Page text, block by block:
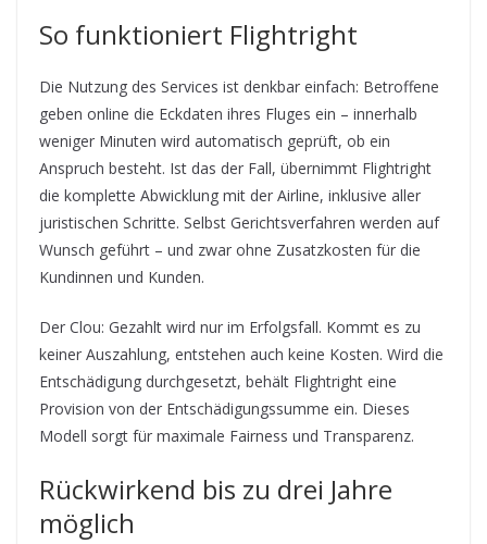
So funktioniert Flightright
Die Nutzung des Services ist denkbar einfach: Betroffene
geben online die Eckdaten ihres Fluges ein – innerhalb
weniger Minuten wird automatisch geprüft, ob ein
Anspruch besteht. Ist das der Fall, übernimmt Flightright
die komplette Abwicklung mit der Airline, inklusive aller
juristischen Schritte. Selbst Gerichtsverfahren werden auf
Wunsch geführt – und zwar ohne Zusatzkosten für die
Kundinnen und Kunden.
Der Clou: Gezahlt wird nur im Erfolgsfall. Kommt es zu
keiner Auszahlung, entstehen auch keine Kosten. Wird die
Entschädigung durchgesetzt, behält Flightright eine
Provision von der Entschädigungssumme ein. Dieses
Modell sorgt für maximale Fairness und Transparenz.
Rückwirkend bis zu drei Jahre
möglich